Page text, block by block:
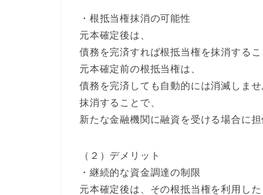
・根抵当権抹消の可能性
元本確定後は、
債務を完済すれば根抵当権を抹消する
元本確定前の根抵当権は、
債務を完済しても自動的には消滅しませ
抹消することで、
新たな金融機関に融資を受ける場合に
（２）デメリット
・継続的な資金調達の制限
元本確定後は、その根抵当権を利用した